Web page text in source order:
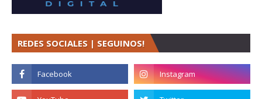
REDES SOCIALES | SEGUINOS!